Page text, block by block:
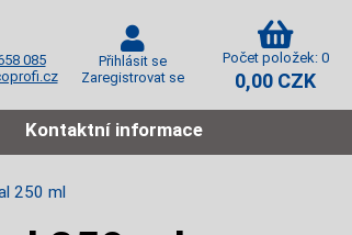
085
Přihlásit se
Zaregistrovat se
Počet položek: 0
0,00 CZK
Kontaktní informace
250 ml